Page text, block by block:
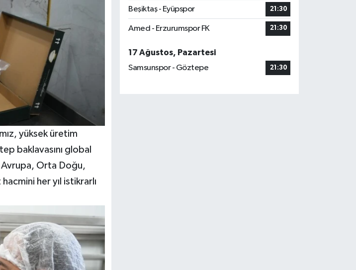
yüksek üretim
baklavasını global
Orta Doğu,
her yıl istikrarlı
Beşiktaş - Eyüpspor 21:30
Amed - Erzurumspor FK 21:30
17 Ağustos, Pazartesi
Samsunspor - Göztepe
21:30